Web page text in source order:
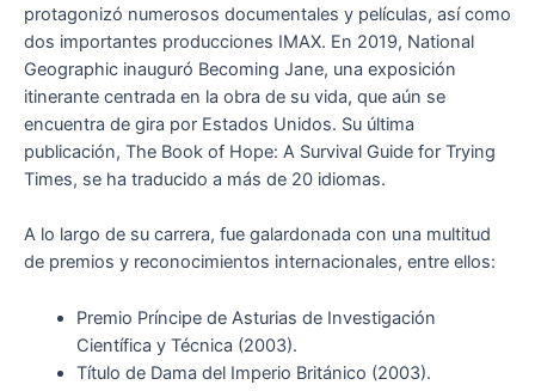
protagonizó numerosos documentales y películas, así como
dos importantes producciones IMAX. En 2019, National
Geographic inauguró Becoming Jane, una exposición
itinerante centrada en la obra de su vida, que aún se
encuentra de gira por Estados Unidos. Su última
publicación, The Book of Hope: A Survival Guide for Trying
Times, se ha traducido a más de 20 idiomas.
A lo largo de su carrera, fue galardonada con una multitud
de premios y reconocimientos internacionales, entre ellos:
Premio Príncipe de Asturias de Investigación
Científica y Técnica (2003).
Título de Dama del Imperio Británico (2003).